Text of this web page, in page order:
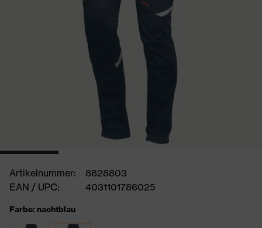
Artikelnummer:
8828803
EAN / UPC:
4031101786025
Farbe: nachtblau